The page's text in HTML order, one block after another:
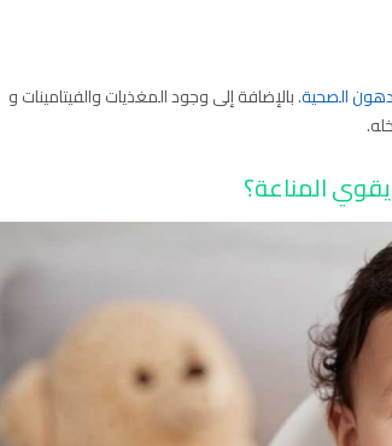
الصحية. بالإضافة إلى وجود المغذيات والفيتامينات و
المناعة؟